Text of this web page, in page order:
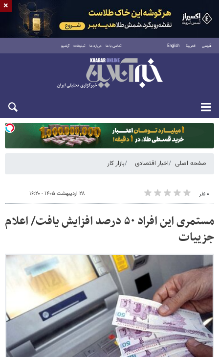
فارسی العربية English تماس با ما درباره ما تبلیغات آرشیو
دوشنبه ۱۹ مرداد ۱۴۰۵
صفحه اصلی اخبار اقتصادی بازار کار
۰ نفر ۲۸ اردیبهشت ۱۴۰۵ - ۱۶:۲۰
مستمری این افراد ۵۰ درصد افزایش یافت/ اعلام
جزییات
×